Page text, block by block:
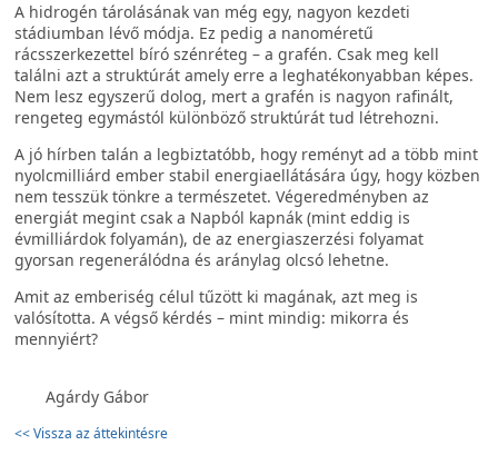
A hidrogén tárolásának van még egy, nagyon kezdeti
stádiumban lévő módja. Ez pedig a nanoméretű
rácsszerkezettel bíró szénréteg – a grafén. Csak meg kell
találni azt a struktúrát amely erre a leghatékonyabban képes.
Nem lesz egyszerű dolog, mert a grafén is nagyon rafinált,
rengeteg egymástól különböző struktúrát tud létrehozni.
A jó hírben talán a legbiztatóbb, hogy reményt ad a több mint
nyolcmilliárd ember stabil energiaellátására úgy, hogy közben
nem tesszük tönkre a természetet. Végeredményben az
energiát megint csak a Napból kapnák (mint eddig is
évmilliárdok folyamán), de az energiaszerzési folyamat
gyorsan regenerálódna és aránylag olcsó lehetne.
Amit az emberiség célul tűzött ki magának, azt meg is
valósította. A végső kérdés – mint mindig: mikorra és
mennyiért?
Agárdy Gábor
<< Vissza az áttekintésre